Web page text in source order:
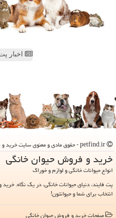
اخبار
خرید و فروش حیوان خانگی
انواع حیوانات خانگی و لوازم و خوراک
پت فایند، دنیای حیوانات خانگی، در یک نگاه.
انتخاب برای شما و حیوانتون!
صفحات خرید و فروش حیوان خانگی